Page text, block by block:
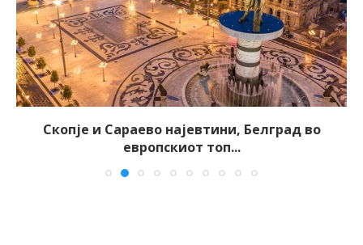
Скопје и Сараево најевтини, Белград во
европскиот топ...